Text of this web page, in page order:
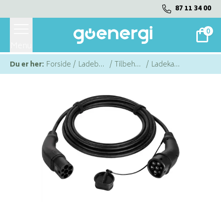
87 11 34 00
0
Du er her: Forside / Ladebokse / Tilbehør ladeboks / Ladekabel, 7 m. Type 2